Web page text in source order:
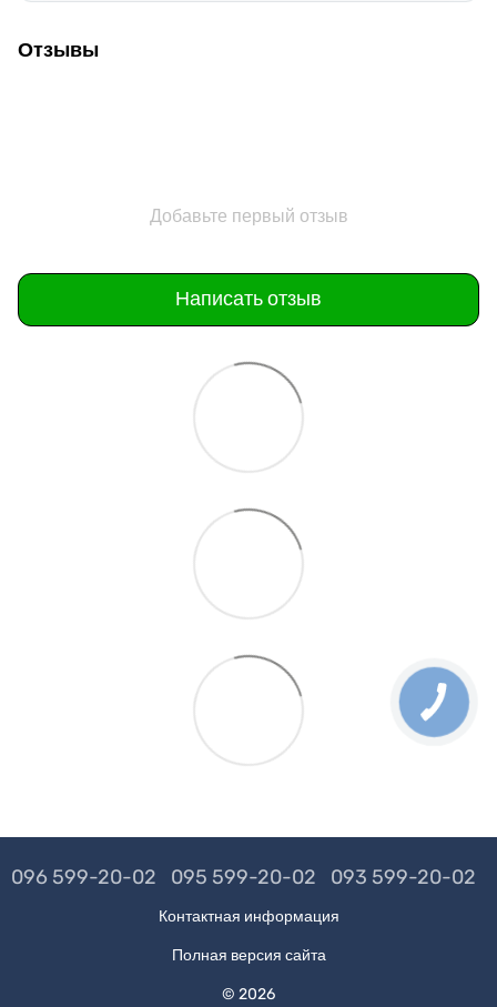
Отзывы
Добавьте первый отзыв
Написать отзыв
096 599-20-02 095 599-20-02 093 599-20-02
Контактная информация
Полная версия сайта
© 2026